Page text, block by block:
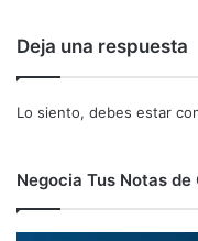
C
A
P
I
A
Deja una respuesta
Lo siento, debes estar
Negocia Tus Notas de